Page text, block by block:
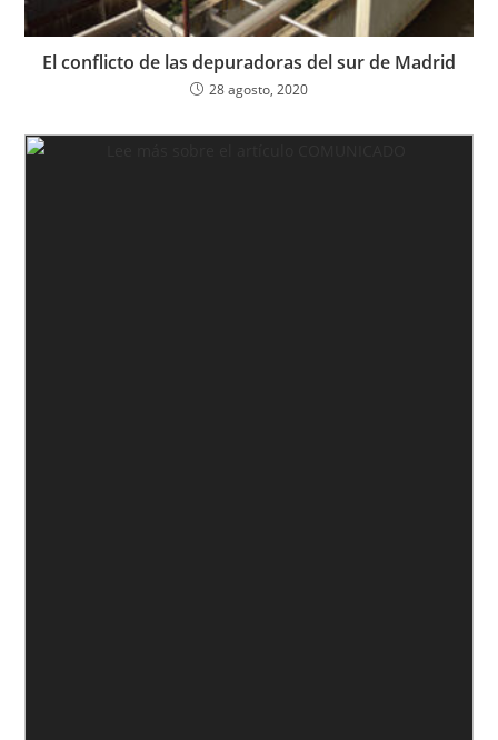
El conflicto de las depuradoras del sur de Madrid
28 agosto, 2020